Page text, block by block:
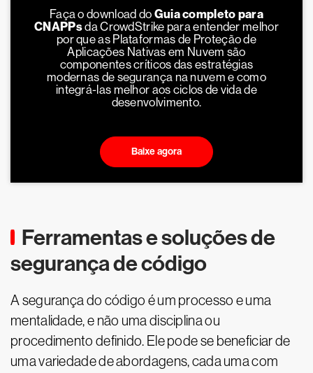
Faça o download do Guia completo para
CNAPPsda CrowdStrike para entender melhor
por que as Plataformas de Proteção de
Aplicações Nativas em Nuvem são
componentes críticos das estratégias
modernas de segurança na nuvem e como
integrá-las melhor aos ciclos de vida de
desenvolvimento.
Baixe agora
Ferramentas e soluções de
segurança de código
A segurança do código é um processo e uma
mentalidade, e não uma disciplina ou
procedimento definido. Ele pode se beneficiar de
uma variedade de abordagens, cada uma com